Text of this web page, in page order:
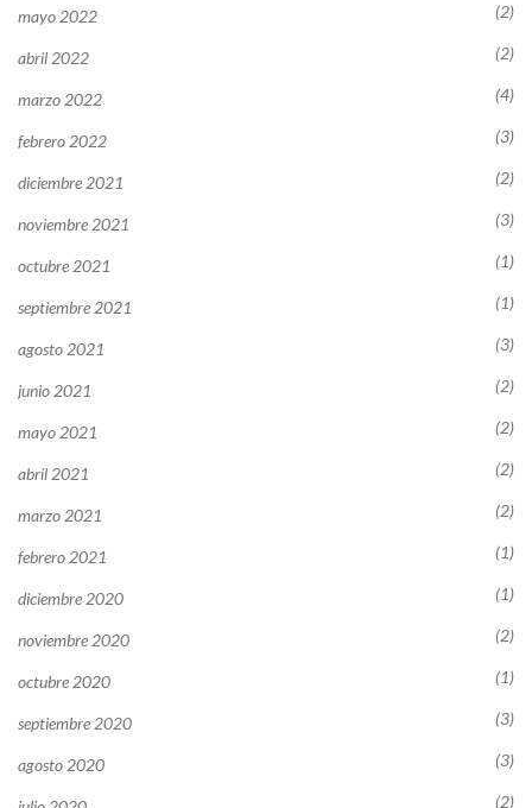
mayo 2022 (2)
abril 2022 (2)
marzo 2022 (4)
febrero 2022 (3)
diciembre 2021 (2)
noviembre 2021 (3)
octubre 2021 (1)
septiembre 2021 (1)
agosto 2021 (3)
junio 2021 (2)
mayo 2021 (2)
abril 2021 (2)
marzo 2021 (2)
febrero 2021 (1)
diciembre 2020 (1)
noviembre 2020 (2)
octubre 2020 (1)
septiembre 2020 (3)
agosto 2020 (3)
(2)